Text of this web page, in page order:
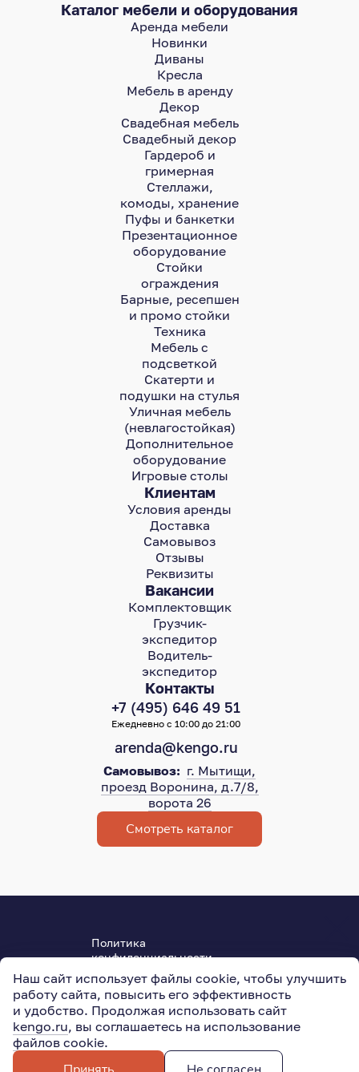
Наш сайт использует файлы cookie, чтобы улучшить
работу сайта, повысить его эффективность
и удобство. Продолжая использовать сайт
kengo.ru, вы соглашаетесь на использование
файлов cookie.
1 490 ₽за 1 день
Контакты
+7 (495) 646 49 51
Ежедневно с 10:00 до 21:00
arenda@kengo.ru
Самовывоз: г. Мытищи,
проезд Воронина, д.7/8,
ворота 26
Смотреть каталог
Клиентам
Условия аренды
Доставка
Самовывоз
Отзывы
Реквизиты
Вакансии
Комплектовщик
Грузчик-
экспедитор
Водитель-
экспедитор
Каталог мебели и оборудования
Аренда мебели
Новинки
Диваны
Кресла
Мебель в аренду
Декор
Свадебная мебель
Свадебный декор
Гардероб и
гримерная
Стеллажи,
комоды, хранение
Пуфы и банкетки
Презентационное
оборудование
Стойки
ограждения
Барные, ресепшен
и промо стойки
Техника
Мебель с
подсветкой
Скатерти и
подушки на стулья
Уличная мебель
(невлагостойкая)
Дополнительное
оборудование
Игровые столы
Политика
конфиденциальности
Пользовательское соглашение
ОГРН 315501800004950
127015,Москва,Новодмитровская ул., 5АС3
Все права защищены